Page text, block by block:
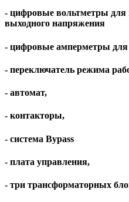
- цифровые вольтметры для
выходного напряжения
- цифровые амперметры для
- переключатель режима
- автомат,
- контакторы,
- система Bypass
- плата управления,
- три трансформаторных